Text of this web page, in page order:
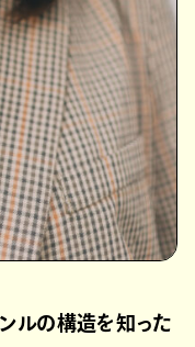
ルの構造を知った